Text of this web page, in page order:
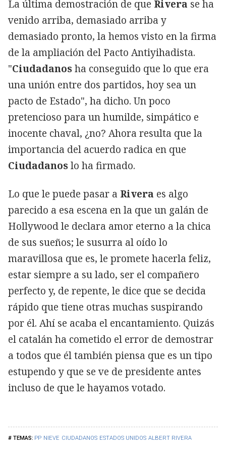
PP NIEVE CIUDADANOS ESTADOS UNIDOS ALBERT RIVERA
La última demostración de que Rivera se ha
venido arriba, demasiado arriba y
demasiado pronto, la hemos visto en la firma
de la ampliación del Pacto Antiyihadista.
"Ciudadanosha conseguido que lo que era
una unión entre dos partidos, hoy sea un
pacto de Estado", ha dicho. Un poco
pretencioso para un humilde, simpático e
inocente chaval, ¿no? Ahora resulta que la
importancia del acuerdo radica en que
Ciudadanoslo ha firmado.
Lo que le puede pasar a Rivera es algo
parecido a esa escena en la que un galán de
Hollywood le declara amor eterno a la chica
de sus sueños; le susurra al oído lo
maravillosa que es, le promete hacerla feliz,
estar siempre a su lado, ser el compañero
perfecto y, de repente, le dice que se decida
rápido que tiene otras muchas suspirando
por él. Ahí se acaba el encantamiento. Quizás
el catalán ha cometido el error de demostrar
a todos que él también piensa que es un tipo
estupendo y que se ve de presidente antes
incluso de que le hayamos votado.